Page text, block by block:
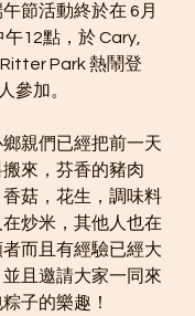
節活動終於在 6月
12點，於 Cary,
Park 熱鬧登
參加。
親們已經把前一天
來，芬香的豬肉
菇，花生，調味料
炒米，其他人也在
而且有經驗已經大
且邀請大家一同來
子的樂趣！